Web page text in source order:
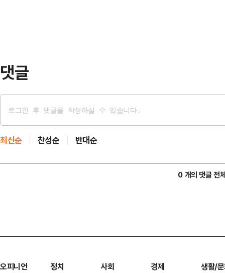
댓글
최신순 찬성순 반대순
0 개의 댓글 전
오피니언 정치 사회 경제 생활/